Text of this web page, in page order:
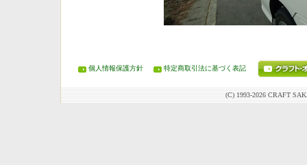
個人情報保護方針 特定商取引法に基づく表記
(C) 1993-2026 CRAFT